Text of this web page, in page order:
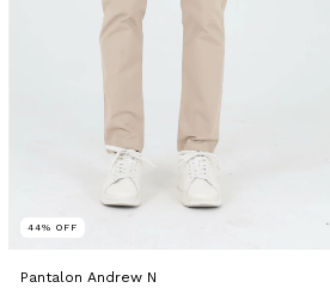
44%OFF
Pantalon Andrew N